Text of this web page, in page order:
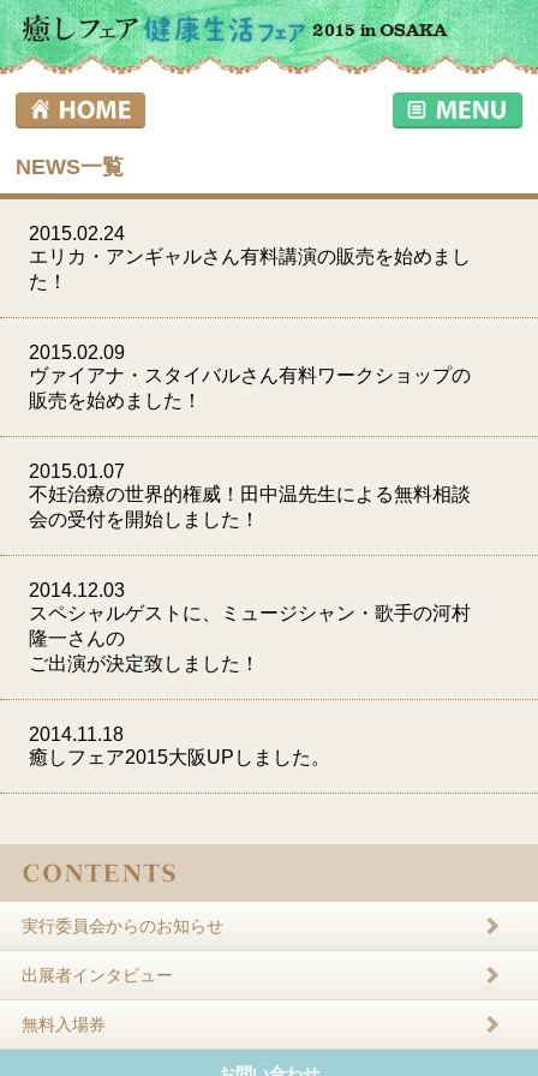
NEWS一覧
2015.02.24
エリカ・アンギャルさん有料講演の販売を始めまし
た！
2015.02.09
ヴァイアナ・スタイバルさん有料ワークショップの
販売を始めました！
2015.01.07
不妊治療の世界的権威！田中温先生による無料相談
会の受付を開始しました！
2014.12.03
スペシャルゲストに、ミュージシャン・歌手の河村
隆一さんの
ご出演が決定致しました！
2014.11.18
癒しフェア2015大阪UPしました。
実行委員会からのお知らせ
出展者インタビュー
無料入場券